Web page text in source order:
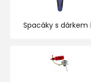
Spacáky s dárkem